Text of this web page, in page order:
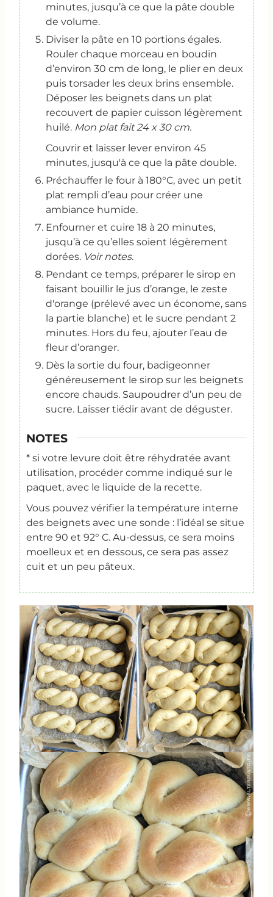
minutes, jusqu’à ce que la pâte double
de volume.
Diviser la pâte en 10 portions égales.
Rouler chaque morceau en boudin
d’environ 30 cm de long, le plier en deux
puis torsader les deux brins ensemble.
Déposer les beignets dans un plat
recouvert de papier cuisson légèrement
huilé. Mon plat fait 24 x 30 cm.
Couvrir et laisser lever environ 45
minutes, jusqu'à ce que la pâte double.
Préchauffer le four à 180°C, avec un petit
plat rempli d’eau pour créer une
ambiance humide.
Enfourner et cuire 18 à 20 minutes,
jusqu’à ce qu’elles soient légèrement
dorées. Voir notes.
Pendant ce temps, préparer le sirop en
faisant bouillir le jus d’orange, le zeste
d'orange (prélevé avec un économe, sans
la partie blanche) et le sucre pendant 2
minutes. Hors du feu, ajouter l’eau de
fleur d’oranger.
Dès la sortie du four, badigeonner
généreusement le sirop sur les beignets
encore chauds. Saupoudrer d’un peu de
sucre. Laisser tiédir avant de déguster.
NOTES
* si votre levure doit être réhydratée avant
utilisation, procéder comme indiqué sur le
paquet, avec le liquide de la recette.
Vous pouvez vérifier la température interne
des beignets avec une sonde : l’idéal se situe
entre 90 et 92° C. Au-dessus, ce sera moins
moelleux et en dessous, ce sera pas assez
cuit et un peu pâteux.